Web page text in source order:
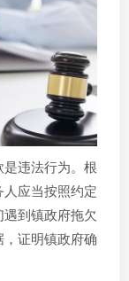
违法行为。根
应当按照约定
到镇政府拖欠
证明镇政府确